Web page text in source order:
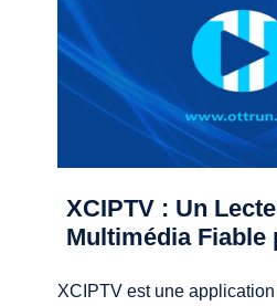
XCIPTV : Un
Multimédia Fiable
XCIPTV est une